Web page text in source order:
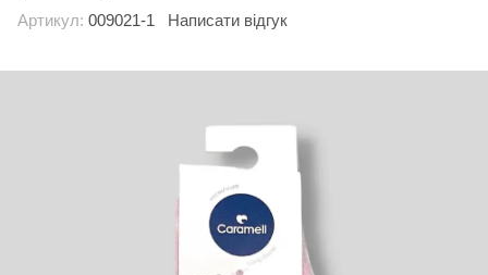
Артикул: 009021-1 Написати відгук